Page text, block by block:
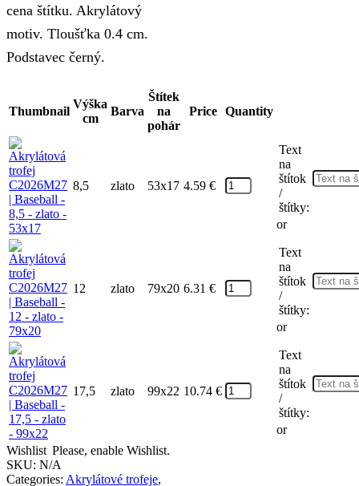
cena štítku. Akrylátový
motiv. Tloušťka 0.4 cm.
Podstavec černý.
Thumbnail
Výška
cm
Barva
Štítek
na
pohár
Price Quantity
8,5 zlato 53x17 4.59 €
Text
na
štítok
/
štítky:
or
12 zlato 79x20 6.31 €
Text
na
štítok
/
štítky:
or
17,5 zlato 99x22 10.74 €
Text
na
štítok
/
štítky:
or
Wishlist Please, enable Wishlist.
SKU: N/A
Categories: Akrylátové trofeje,